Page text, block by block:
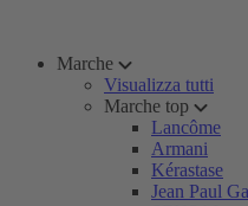
Marche
Visualizza tutti
Marche top
Lancôme
Armani
Kérastase
Jean Paul